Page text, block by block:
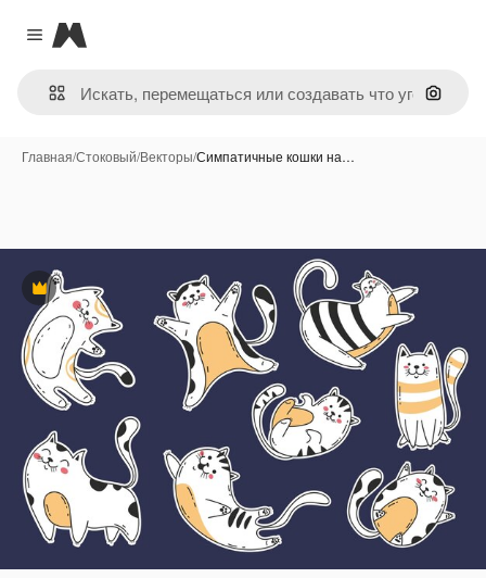
Close menu
Magnific
Поиск
Главная/Стоковый/Векторы/Симпатичные кошки на…
Премиум